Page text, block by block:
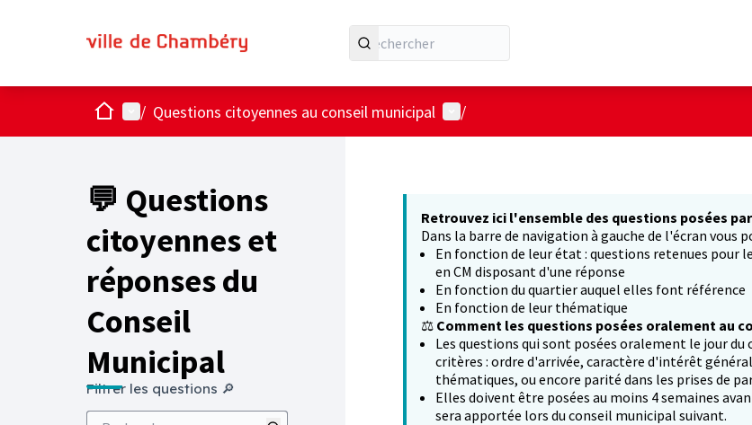
AccueilMenu principal
/ Questions citoyennes au conseil municipal Menu utilisateur
/
💬 Questions
citoyennes et
réponses du
Conseil
Municipal
Filtrer les questions 🔎
Retrouvez ici l'ensemble des questions posées
Dans la barre de navigation à gauche de l'écran vous
En fonction de leur état : questions retenues pour
en CM disposant d'une réponse
En fonction du quartier auquel elles font référence
En fonction de leur thématique
⚖️ Comment les questions posées oralement au
Les questions qui sont posées oralement le jour
critères : ordre d'arrivée, caractère d'intérêt
thématiques, ou encore parité dans les prises de
Elles doivent être posées au moins 4 semaines
sera apportée lors du conseil municipal suivant.